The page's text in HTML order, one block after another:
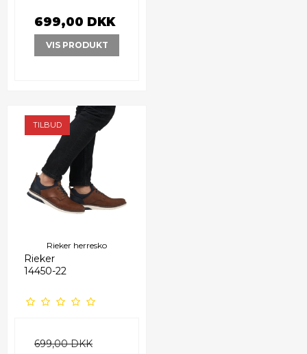
699,00 DKK
VIS PRODUKT
TILBUD
Rieker herresko
Rieker
14450-22
699,00 DKK